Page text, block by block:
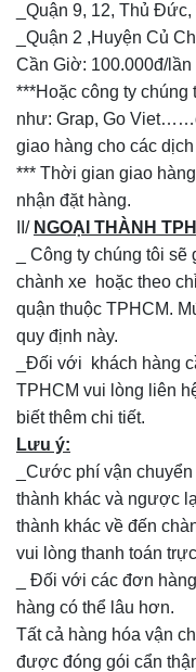
_Quận 9, 12, Thủ
_Quận 2 ,Huyện Củ
Cần Giờ: 100.000đ/lần
***Hoặc công ty chúng
như: Grap, Go
giao hàng cho các dịch
*** Thời gian giao
nhận đặt hàng.
II/ NGOẠI THÀNH
_ Công ty chúng tôi
chành xe hoặc theo
quận thuộc TPHCM.
quy định này.
_Đối với khách hàng
TPHCM vui lòng liên
biết thêm chi tiết.
Lưu ý:
_Cước phí vận
thành khác và ngược
thành khác về đến
vui lòng thanh toán
_ Đối với các đơn
hàng có thể lâu hơn.
Tất cả hàng hóa vận
được đóng gói cẩn